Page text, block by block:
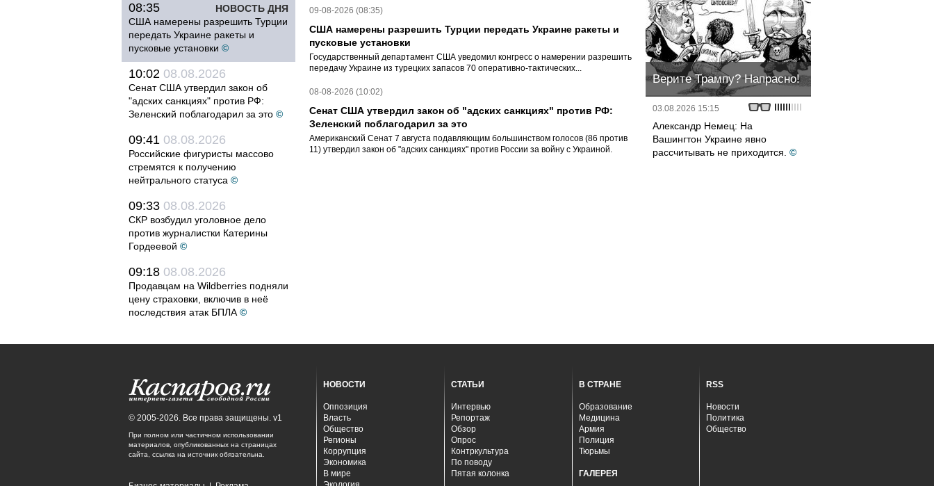
НОВОСТЬ ДНЯ
08:35
США намерены разрешить Турции
передать Украине ракеты и
пусковые установки ©
10:02 08.08.2026
Сенат США утвердил закон об
"адских санкциях" против РФ:
Зеленский поблагодарил за это ©
09:41 08.08.2026
Российские фигуристы массово
стремятся к получению
нейтрального статуса ©
09:33 08.08.2026
СКР возбудил уголовное дело
против журналистки Катерины
Гордеевой ©
09:18 08.08.2026
Продавцам на Wildberries подняли
цену страховки, включив в неё
последствия атак БПЛА ©
09-08-2026 (08:35)
США намерены разрешить Турции передать Украине ракеты и
пусковые установки
Государственный департамент США уведомил конгресс о намерении разрешить
передачу Украине из турецких запасов 70 оперативно-тактических...
08-08-2026 (10:02)
Сенат США утвердил закон об "адских санкциях" против РФ:
Зеленский поблагодарил за это
Американский Сенат 7 августа подавляющим большинством голосов (86 против
11) утвердил закон об "адских санкциях" против России за войну с Украиной.
Верите Трампу? Напрасно!
03.08.2026 15:15
Александр Немец: На
Вашингтон Украине явно
рассчитывать не приходится. ©
© 2005-2026. Все права защищены. v1
При полном или частичном использовании
материалов, опубликованных на страницах
сайта, ссылка на источник обязательна.
НОВОСТИ
Оппозиция
Власть
Общество
Регионы
Коррупция
Экономика
В мире
СТАТЬИ
Интервью
Репортаж
Обзор
Опрос
Контркультура
По поводу
Пятая колонка
В СТРАНЕ
Образование
Медицина
Армия
Полиция
Тюрьмы
ГАЛЕРЕЯ
RSS
Новости
Политика
Общество